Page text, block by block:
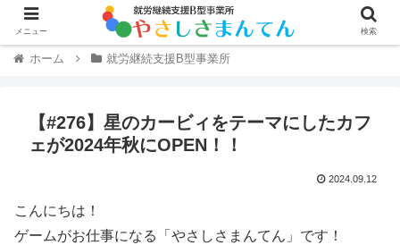
ホーム 就労継続支援B型事業所
【#276】星のカービィをテーマにしたカフ
ェが2024年秋にOPEN！！
2024.09.12
こんにちは！
ゲームがお仕事になる「やさしさまんてん」です！
メニュー 検索